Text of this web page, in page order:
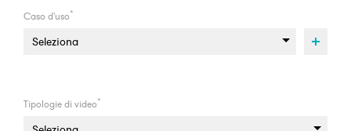
Caso d'uso*
Tipologie di video*